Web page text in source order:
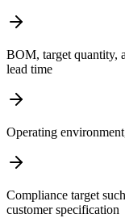
BOM, target quantity,
lead time
Operating
Compliance target
customer specification